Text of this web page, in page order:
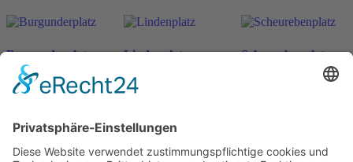
Burgunderplatz
ab198 n. v.
Lindenplatz Scheurebenplatz